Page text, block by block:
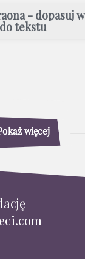
- dopasuj
do tekstu
więcej